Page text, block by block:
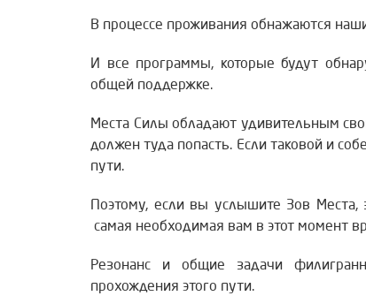
В процессе проживания обнажаются
И все программы, которые будут
общей поддержке.
Места Силы обладают удивительным
должен туда попасть. Если таковой и
пути.
Поэтому, если вы услышите Зов
самая необходимая вам в этот момент
Резонанс и общие задачи
прохождения этого пути.